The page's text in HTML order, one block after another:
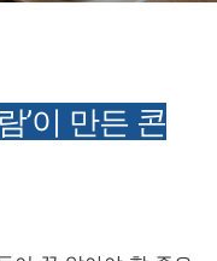
’이 만든 콘